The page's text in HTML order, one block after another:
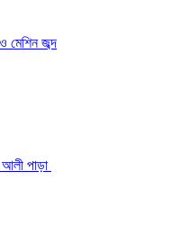
মেশিন জব্দ
আলী পাড়া